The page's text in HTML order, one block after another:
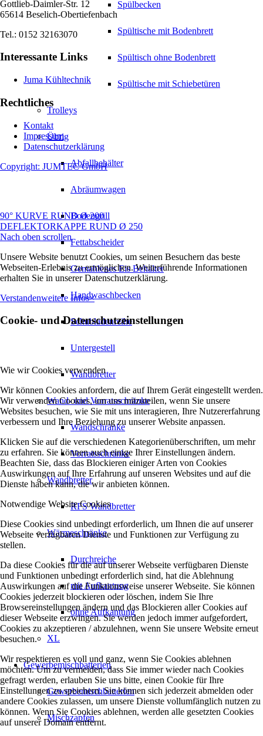
Spülbecken
Spültische mit Bodenbrett
Spültisch ohne Bodenbrett
Spültische mit Schiebetüren
Trolleys
Übrig
Abfallbehälter
Abräumwagen
Bodengrill
Fettabscheider
Gemahlenes Eis Behälter
Handwaschbecken
Schubladenreihe
Untergestell
Wandbretter
Wand- und Vorratsschränke
Wandschränke
Vorratsschränke
Wandbretter
RFS Wandbretter
Wärmeschränke
Durchreiche
mit Aufkantung
ohne Aufkantung
XL
Gewerbemischbatterien
Gewerbemischbatterien
Mischzapfen
Gottlieb-Daimler-Str. 12
65614 Beselich-Obertiefenbach
Tel.: 0152 32163070
Interessante Links
Juma Kühltechnik
Rechtliches
Kontakt
Impressum
Datenschutzerklärung
Copyright: JUMTEC GmbH
90° KURVE RUND Ø 200
DEFLEKTORKAPPE RUND Ø 250
Nach oben scrollen
Unsere Website benutzt Cookies, um seinen Besuchern das beste
Webseiten-Erlebnis zu ermöglichen. Weiterführende Informationen
erhalten Sie in unserer Datenschutzerklärung.
Verstandenweitere Infos×
Cookie- und Datenschutzeinstellungen
Wie wir Cookies verwenden
Wir können Cookies anfordern, die auf Ihrem Gerät eingestellt werden.
Wir verwenden Cookies, um uns mitzuteilen, wenn Sie unsere
Websites besuchen, wie Sie mit uns interagieren, Ihre Nutzererfahrung
verbessern und Ihre Beziehung zu unserer Website anpassen.
Klicken Sie auf die verschiedenen Kategorienüberschriften, um mehr
zu erfahren. Sie können auch einige Ihrer Einstellungen ändern.
Beachten Sie, dass das Blockieren einiger Arten von Cookies
Auswirkungen auf Ihre Erfahrung auf unseren Websites und auf die
Dienste haben kann, die wir anbieten können.
Notwendige Website Cookies
Diese Cookies sind unbedingt erforderlich, um Ihnen die auf unserer
Webseite verfügbaren Dienste und Funktionen zur Verfügung zu
stellen.
Da diese Cookies für die auf unserer Webseite verfügbaren Dienste
und Funktionen unbedingt erforderlich sind, hat die Ablehnung
Auswirkungen auf die Funktionsweise unserer Webseite. Sie können
Cookies jederzeit blockieren oder löschen, indem Sie Ihre
Browsereinstellungen ändern und das Blockieren aller Cookies auf
dieser Webseite erzwingen. Sie werden jedoch immer aufgefordert,
Cookies zu akzeptieren / abzulehnen, wenn Sie unsere Website erneut
besuchen.
Wir respektieren es voll und ganz, wenn Sie Cookies ablehnen
möchten. Um zu vermeiden, dass Sie immer wieder nach Cookies
gefragt werden, erlauben Sie uns bitte, einen Cookie für Ihre
Einstellungen zu speichern. Sie können sich jederzeit abmelden oder
andere Cookies zulassen, um unsere Dienste vollumfänglich nutzen zu
können. Wenn Sie Cookies ablehnen, werden alle gesetzten Cookies
auf unserer Domain entfernt.